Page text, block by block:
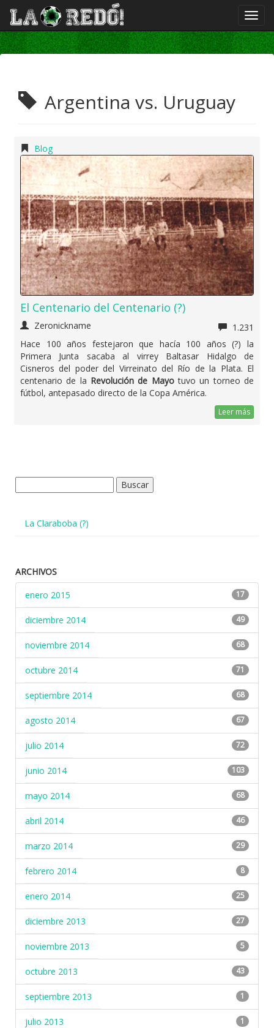
Argentina vs. Uruguay
Blog
El Centenario del Centenario (?)
Zeronickname
1.231
Hace 100 años festejaron que hacía 100 años (?) la
Primera Junta sacaba al virrey Baltasar Hidalgo de
Cisneros del poder del Virreinato del Río de la Plata. El
centenario de la Revolución de Mayotuvo un torneo de
fútbol, antepasado directo de la Copa América.
Leer más
La Claraboba (?)
ARCHIVOS
enero 2015
17
diciembre 2014 49
noviembre 2014 68
octubre 2014 71
septiembre 2014 68
agosto 2014 67
julio 2014 72
junio 2014 103
mayo 2014 68
abril 2014 46
marzo 2014 29
febrero 2014 8
enero 2014 25
diciembre 2013 27
noviembre 2013 5
octubre 2013 43
septiembre 2013 1
julio 2013 1